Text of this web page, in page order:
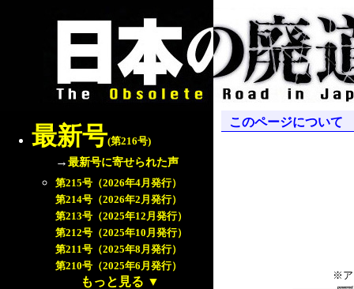
最新号(第216号)
→最新号に寄せられた声
第215号（2026年4月発行）
第214号（2026年2月発行）
第213号（2025年12月発行）
第212号（2025年10月発行）
第211号（2025年8月発行）
第210号（2025年6月発行）
もっと見る ▼
このページについて
※ア